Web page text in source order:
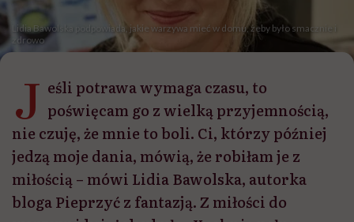
Lidia Bawolska podpowiada, jakie warzywa mieć w domu, żeby było smacznie i
zdrowo
J eśli potrawa wymaga czasu, to
poświęcam go z wielką przyjemnością,
nie czuję, że mnie to boli. Ci, którzy później
jedzą moje dania, mówią, że robiłam je z
miłością – mówi Lidia Bawolska, autorka
bloga Pieprzyć z fantazją. Z miłości do